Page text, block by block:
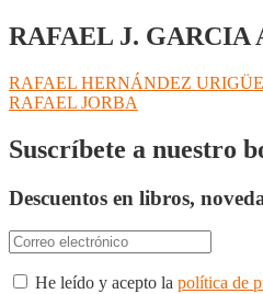
RAFAEL J. GARCIA
Navegación
de
entradas
Anterior:
RAFAEL HERNÁNDEZ
Siguiente:
RAFAEL JORBA
Suscríbete a nuestro
Descuentos en libros,
He leído y acepto la política de